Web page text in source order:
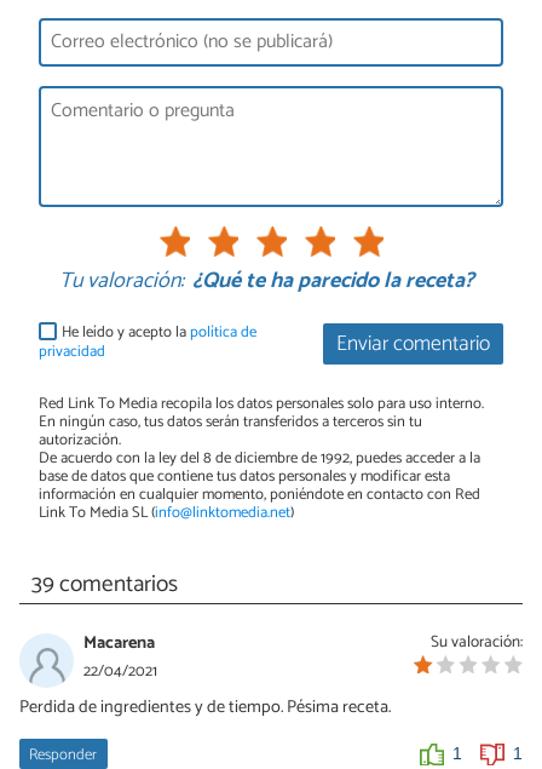
Tu valoración: ¿Qué te ha parecido la receta?
Enviar comentario
He leído y acepto lapolítica de
privacidad
Red Link To Media recopila los datos personales solo para uso interno.
En ningún caso, tus datos serán transferidos a terceros sin tu
autorización.
De acuerdo con la ley del 8 de diciembre de 1992, puedes acceder a la
base de datos que contiene tus datos personales y modificar esta
información en cualquier momento, poniéndote en contacto con Red
Link To Media SL (info@linktomedia.net)
39 comentarios
Su valoración:
Macarena
22/04/2021
Perdida de ingredientes y de tiempo. Pésima receta.
Responder 1 1